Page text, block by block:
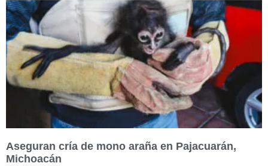
Aseguran cría de mono araña en Pajacuarán,
Michoacán